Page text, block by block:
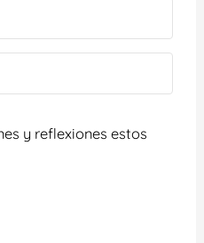
y reflexiones estos